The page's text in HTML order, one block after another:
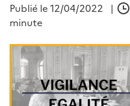
Publié le12/04/2022 |
minute